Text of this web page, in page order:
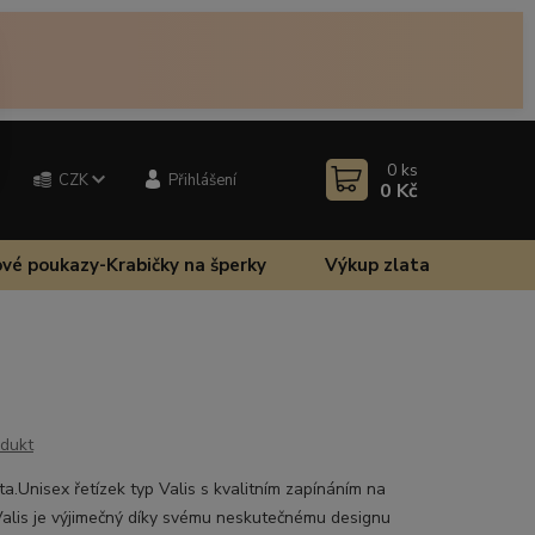
CZK Přihlášení 0 ks
0 Kč
poukazy-Krabičky na šperky Výkup zlata
řetízek typ Valis s kvalitním zapínáním na
je výjimečný díky svému neskutečnému designu